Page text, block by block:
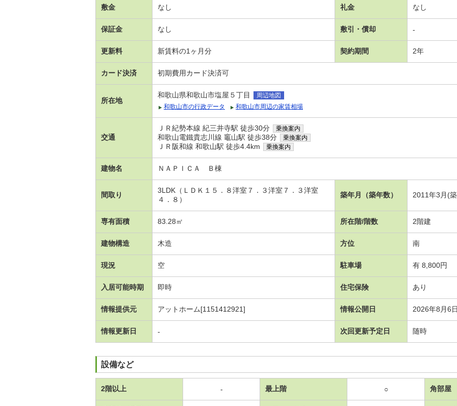
敷金 なし 礼金 なし
保証金 なし 敷引・償却 -
更新料 新賃料の1ヶ月分 契約期間 2年
カード決済 初期費用カード決済可
所在地
和歌山県和歌山市塩屋５丁目
周辺地図
和歌山市の行政データ
和歌山市周辺の家賃相場
交通
ＪＲ紀勢本線 紀三井寺駅 徒歩30分 乗換案内
和歌山電鐵貴志川線 竈山駅 徒歩38分 乗換案内
ＪＲ阪和線 和歌山駅 徒歩4.4km 乗換案内
建物名 ＮＡＰＩＣＡ Ｂ棟
間取り
3LDK（ＬＤＫ１５．８洋室７．３洋室７．３洋室
４．８）
築年月（築年数） 2011年3月(
専有面積 83.28㎡ 所在階/階数 2階建
建物構造 木造 方位 南
現況 空 駐車場 有 8,800円
入居可能時期 即時 住宅保険 あり
情報提供元 アットホーム[1151412921] 情報公開日 2026年8月6日
情報更新日 - 次回更新予定日 随時
設備など
2階以上 - 最上階 ○ 角部屋